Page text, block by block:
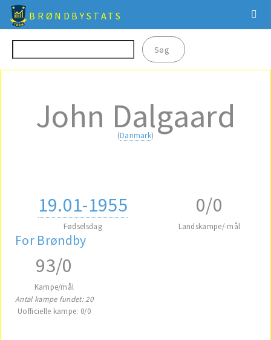
BRØNDBYSTATS
John Dalgaard
(Danmark)
19.01-1955
Fødselsdag
0/0
Landskampe/-mål
For Brøndby
93/0
Kampe/mål
Antal kampe fundet: 20
Uofficielle kampe: 0/0